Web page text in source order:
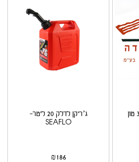
מותחן + רצועה 35 "מ 3 טון
ג’ריקן לדלק 20 ליטר-
SEAFLO
₪186